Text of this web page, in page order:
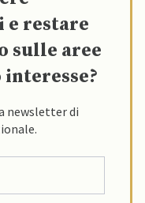
restare
sulle aree
newsletter di